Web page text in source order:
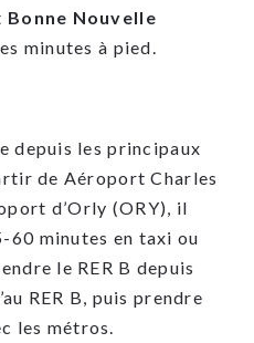
Bonne Nouvelle
minutes à pied.
depuis les principaux
de Aéroport Charles
d’Orly (ORY), il
minutes en taxi ou
le RER B depuis
RER B, puis prendre
les métros.